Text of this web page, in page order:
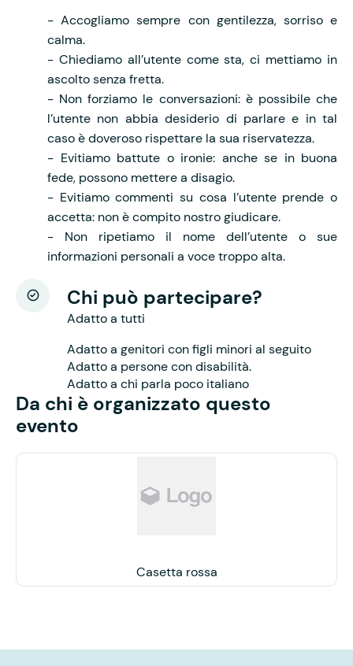
- Accogliamo sempre con gentilezza, sorriso e
calma.
- Chiediamo all’utente come sta, ci mettiamo in
ascolto senza fretta.
- Non forziamo le conversazioni: è possibile che
l’utente non abbia desiderio di parlare e in tal
caso è doveroso rispettare la sua riservatezza.
- Evitiamo battute o ironie: anche se in buona
fede, possono mettere a disagio.
- Evitiamo commenti su cosa l’utente prende o
accetta: non è compito nostro giudicare.
- Non ripetiamo il nome dell’utente o sue
informazioni personali a voce troppo alta.
Chi può partecipare?
Adatto a tutti
Adatto a genitori con figli minori al seguito
Adatto a persone con disabilità.
Adatto a chi parla poco italiano
Da chi è organizzato questo
evento
Casetta rossa